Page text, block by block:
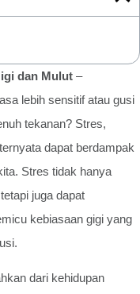
dan Mulut –
lebih sensitif atau gusi
tekanan? Stres,
dapat berdampak
Stres tidak hanya
juga dapat
kebiasaan gigi yang
dari kehidupan